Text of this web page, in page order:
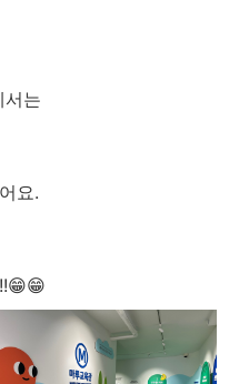
서는
요.